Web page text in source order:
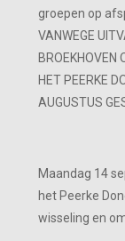
groepen op
VANWEGE
BROEKHOVEN
HET PEERKE
AUGUSTUS
Maandag 14
het Peerke
wisseling en